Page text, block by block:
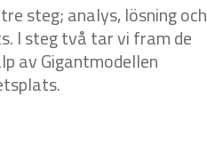
steg; analys, lösning och
I steg två tar vi fram de
av Gigantmodellen